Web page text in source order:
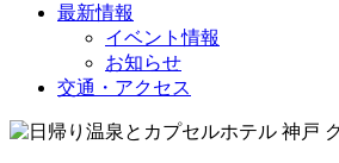
最新情報
イベント情報
お知らせ
交通・アクセス